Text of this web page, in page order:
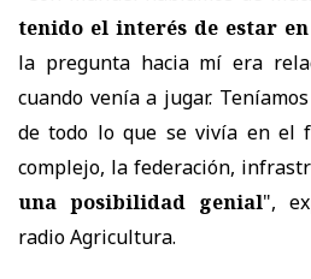
tenido el interés de estar
la pregunta hacia mí era
cuando venía a jugar.
de todo lo que se vivía en el
complejo, la federación,
una posibilidad genial",
radio Agricultura.